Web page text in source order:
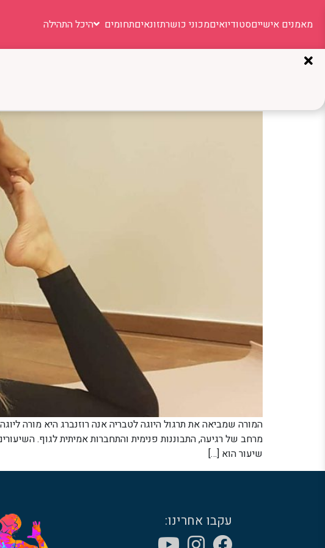
מאמנים אישייםסטודיואיםמכוני כושרתזונאיםתחומים היכל התהילה
אנה רוזנברג: המורה שמביאה
המורה שמביאה את תרגול היוגה לטבריה אנה רוזנברג היא מורה
מרחב של רגיעה, התבוננות פנימית והתחברות אמיתית לגוף.
שיעור הוא […]
עקבו אחרינו: